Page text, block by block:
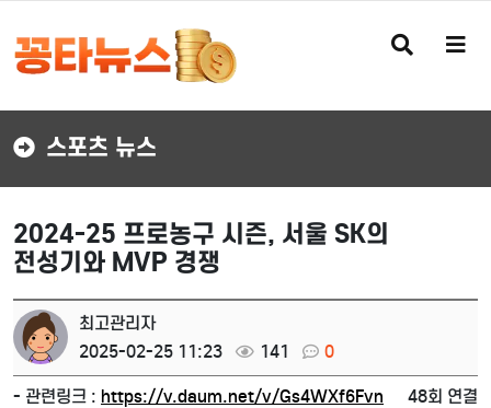
검
색
튼
메
튼
스포츠 뉴스
2024-25 프로농구 시즌, 서울 SK의
전성기와 MVP 경쟁
최고관리자
2025-02-25 11:23
141 0
- 관련링크 : https://v.daum.net/v/Gs4WXf6Fvn 48회 연결